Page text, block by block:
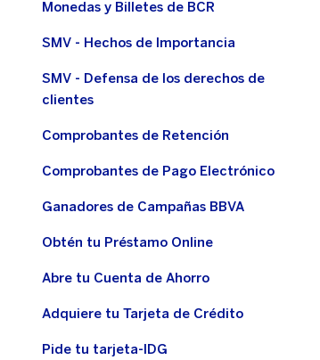
Monedas y Billetes de BCR
SMV - Hechos de Importancia
SMV - Defensa de los derechos de
clientes
Comprobantes de Retención
Comprobantes de Pago Electrónico
Ganadores de Campañas BBVA
Obtén tu Préstamo Online
Abre tu Cuenta de Ahorro
Adquiere tu Tarjeta de Crédito
Pide tu tarjeta-IDG